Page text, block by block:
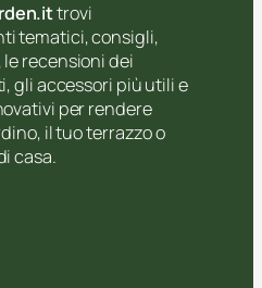
trovi
tematici, consigli,
recensioni dei
gli accessori più utili e
per rendere
il tuo terrazzo o
casa.